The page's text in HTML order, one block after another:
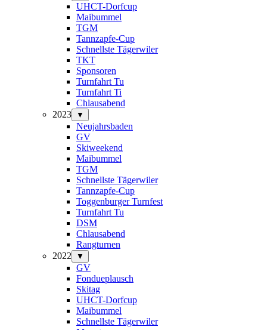
UHCT-Dorfcup
Maibummel
TGM
Tannzapfe-Cup
Schnellste Tägerwiler
TKT
Sponsoren
Turnfahrt Tu
Turnfahrt Ti
Chlausabend
2023
▼
Neujahrsbaden
GV
Skiweekend
Maibummel
TGM
Schnellste Tägerwiler
Tannzapfe-Cup
Toggenburger Turnfest
Turnfahrt Tu
DSM
Chlausabend
Rangturnen
2022
▼
GV
Fondueplausch
Skitag
UHCT-Dorfcup
Maibummel
Schnellste Tägerwiler